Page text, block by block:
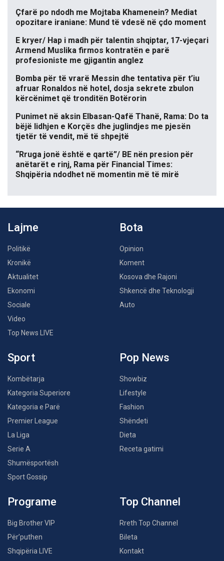
Çfarë po ndodh me Mojtaba Khamenein? Mediat
opozitare iraniane: Mund të vdesë në çdo moment
E kryer/ Hap i madh për talentin shqiptar, 17-vjeçari
Armend Muslika firmos kontratën e parë
profesioniste me gjigantin anglez
Bomba për të vrarë Messin dhe tentativa për t’iu
afruar Ronaldos në hotel, dosja sekrete zbulon
kërcënimet që tronditën Botërorin
Punimet në aksin Elbasan-Qafë Thanë, Rama: Do ta
bëjë lidhjen e Korçës dhe juglindjes me pjesën
tjetër të vendit, më të shpejtë
“Rruga jonë është e qartë”/ BE nën presion për
anëtarët e rinj, Rama për Financial Times:
Shqipëria ndodhet në momentin më të mirë
Lajme
Politikë
Kronikë
Aktualitet
Ekonomi
Sociale
Video
Top News LIVE
Bota
Opinion
Koment
Kosova dhe Rajoni
Shkencë dhe Teknologji
Auto
Sport
Kombëtarja
Kategoria Superiore
Kategoria e Parë
Premier League
La Liga
Serie A
Shumësportësh
Sport Gossip
Pop News
Showbiz
Lifestyle
Fashion
Shëndeti
Dieta
Receta gatimi
Programe
Big Brother VIP
Për’puthen
Shqipëria LIVE
Top Channel
Rreth Top Channel
Bileta
Kontakt